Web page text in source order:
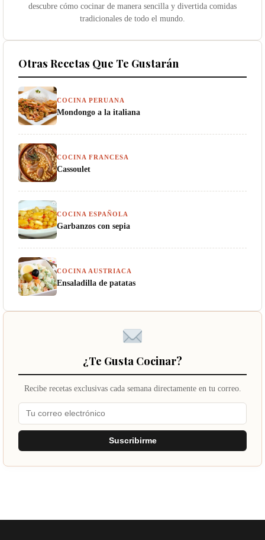
descubre cómo cocinar de manera sencilla y divertida comidas
tradicionales de todo el mundo.
Otras Recetas Que Te Gustarán
COCINA PERUANA
Mondongo a la italiana
COCINA FRANCESA
Cassoulet
COCINA ESPAÑOLA
Garbanzos con sepia
COCINA AUSTRIACA
Ensaladilla de patatas
¿Te Gusta Cocinar?
Recibe recetas exclusivas cada semana directamente en tu correo.
Suscribirme